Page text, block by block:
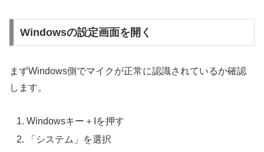
Windowsの設定画面を開く
まずWindows側でマイクが正常に認識されているか確認
します。
Windowsキー＋Iを押す
「システム」を選択